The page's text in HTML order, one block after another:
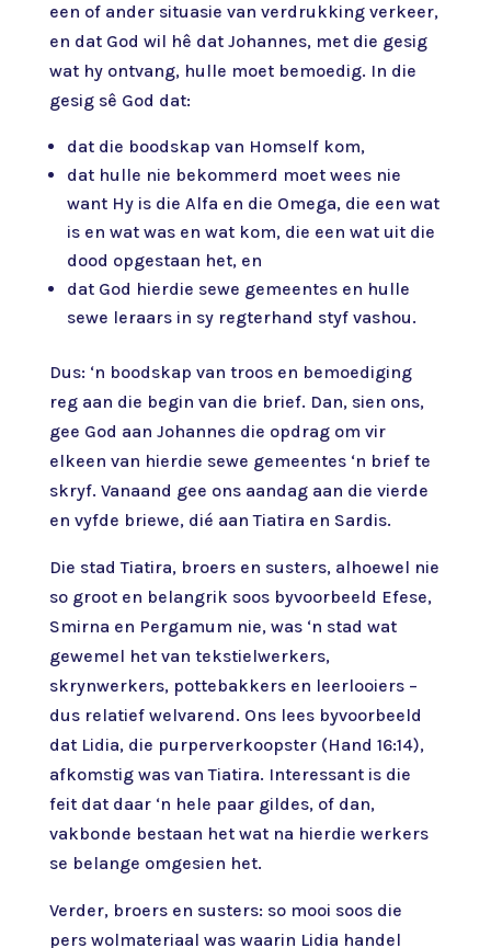
een of ander situasie van verdrukking verkeer,
en dat God wil hê dat Johannes, met die gesig
wat hy ontvang, hulle moet bemoedig. In die
gesig sê God dat:
dat die boodskap van Homself kom,
dat hulle nie bekommerd moet wees nie
want Hy is die Alfa en die Omega, die een wat
is en wat was en wat kom, die een wat uit die
dood opgestaan het, en
dat God hierdie sewe gemeentes en hulle
sewe leraars in sy regterhand styf vashou.
Dus: ‘n boodskap van troos en bemoediging
reg aan die begin van die brief. Dan, sien ons,
gee God aan Johannes die opdrag om vir
elkeen van hierdie sewe gemeentes ‘n brief te
skryf. Vanaand gee ons aandag aan die vierde
en vyfde briewe, dié aan Tiatira en Sardis.
Die stad Tiatira, broers en susters, alhoewel nie
so groot en belangrik soos byvoorbeeld Efese,
Smirna en Pergamum nie, was ‘n stad wat
gewemel het van tekstielwerkers,
skrynwerkers, pottebakkers en leerlooiers –
dus relatief welvarend. Ons lees byvoorbeeld
dat Lidia, die purperverkoopster (Hand 16:14),
afkomstig was van Tiatira. Interessant is die
feit dat daar ‘n hele paar gildes, of dan,
vakbonde bestaan het wat na hierdie werkers
se belange omgesien het.
Verder, broers en susters: so mooi soos die
pers wolmateriaal was waarin Lidia handel